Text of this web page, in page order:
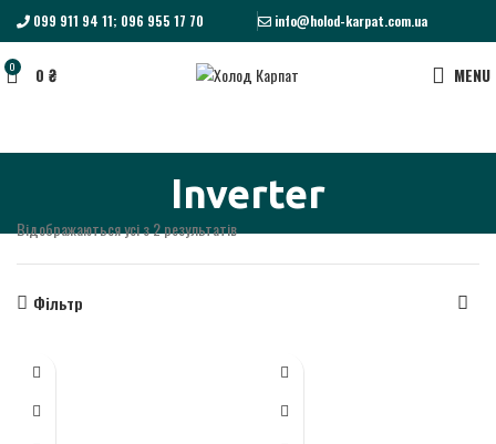
099 911 94 11; 096 955 17 70 info@holod-karpat.com.ua
0 0 ₴ MENU
Inverter
Відображаються усі з 2 результатів
Фільтр